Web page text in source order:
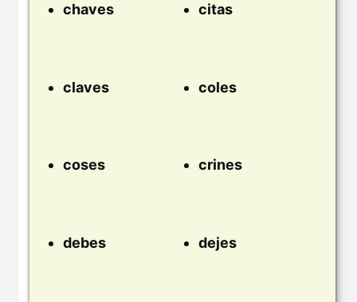
chaves citas
claves coles
coses crines
debes dejes